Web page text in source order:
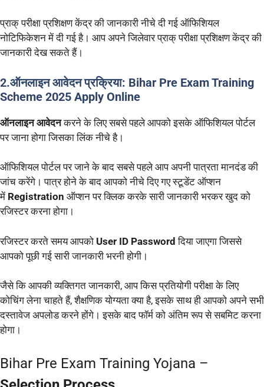
प्राक् परीक्षा प्रशिक्षण केंद्र की जानकारी नीचे दी गई ऑफिशियल
नोटिफिकेशन में दी गई है। आप अपने जिलेवार प्राक् परीक्षा प्रशिक्षण केंद्र की
जानकारी देख सकते हैं।
2.ऑनलाइन आवेदन प्रक्रिया: Bihar Pre Exam Training
Scheme 2025 Apply Online
ऑनलाइन आवेदनकरने के लिए सबसे पहले आपको इसके ऑफिशियल पोर्टल
पर जाना होगा जिसका लिंक नीचे है।
ऑफिशियल पोर्टल पर जाने के बाद सबसे पहले आप अपनी पात्रता मानदंड की
जांच करेंगे। पात्र होने के बाद आपको नीचे दिए गए स्टूडेंट ऑप्शन
में Registration ऑप्शन पर क्लिक करके सारी जानकारी भरकर खुद को
रजिस्टर करना होगा।
रजिस्टर करते समय आपको User ID Password दिया जाएगा जिससे
आपको पूछी गई सारी जानकारी भरनी होगी।
जैसे कि आपकी व्यक्तिगत जानकारी, आप किस प्रतियोगी परीक्षा के लिए
कोचिंग लेना चाहते हैं, शैक्षणिक योग्यता क्या है, इसके साथ ही आपको अपने सभी
दस्तावेज अपलोड करने होंगे। इसके बाद फॉर्म को अंतिम रूप से सबमिट करना
होगा।
Bihar Pre Exam Training Yojana –